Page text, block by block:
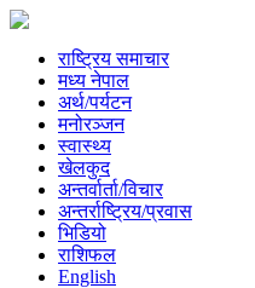
राष्ट्रिय समाचार
मध्य नेपाल
अर्थ/पर्यटन
मनोरञ्जन
स्वास्थ्य
खेलकुद
अन्तर्वार्ता/विचार
अन्तर्राष्ट्रिय/प्रवास
भिडियो
राशिफल
English